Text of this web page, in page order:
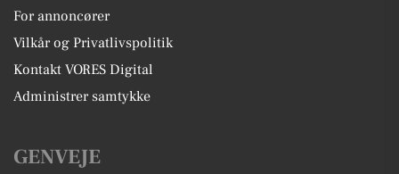
For annoncører
Vilkår og Privatlivspolitik
Kontakt VORES Digital
Administrer samtykke
GENVEJE